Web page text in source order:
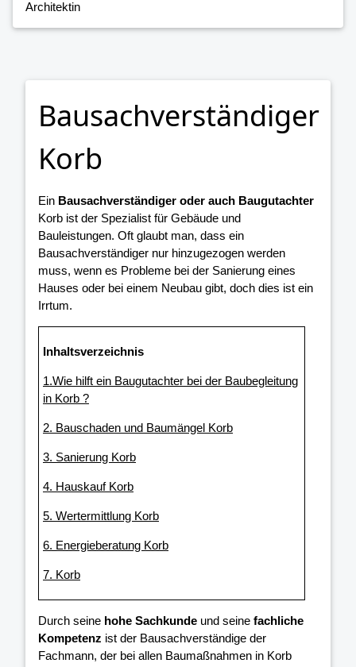
Architektin
Bausachverständiger
Korb
Ein Bausachverständiger oder auch Baugutachter
Korb ist der Spezialist für Gebäude und
Bauleistungen. Oft glaubt man, dass ein
Bausachverständiger nur hinzugezogen werden
muss, wenn es Probleme bei der Sanierung eines
Hauses oder bei einem Neubau gibt, doch dies ist ein
Irrtum.
Inhaltsverzeichnis
1.Wie hilft ein Baugutachter bei der Baubegleitung
in Korb ?
2. Bauschaden und Baumängel Korb
3. Sanierung Korb
4. Hauskauf Korb
5. Wertermittlung Korb
6. Energieberatung Korb
7. Korb
Durch seine hohe Sachkunde und seine fachliche
Kompetenz ist der Bausachverständige der
Fachmann, der bei allen Baumaßnahmen in Korb